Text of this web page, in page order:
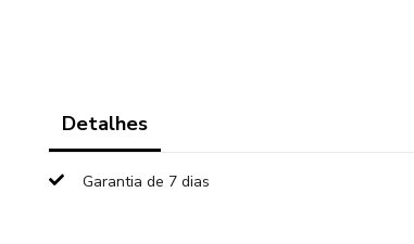
Detalhes
Garantia de 7 dias